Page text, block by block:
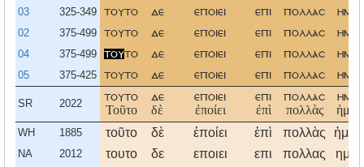
03 325-349 τουτο δε εποιει επι πολλασ
02 375-499 τουτο δε εποιει επι πολλασ
04 375-499 τουτο δε εποιει επι πολλασ
05 375-425 τουτο δε εποιει επι πολλασ
SR 2022
τουτο
Τοῦτο
δε
δὲ
εποιει
ἐποίει
επι
ἐπὶ
πολλασ
πολλὰς
WH 1885 τοῦτο δὲ ἐποίει ἐπὶ πολλὰς
NA 2012 τουτο δε εποιει επι πολλας